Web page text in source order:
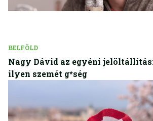
BELFÖLD
Nagy Dávid az egyéni
ilyen szemét g*ség